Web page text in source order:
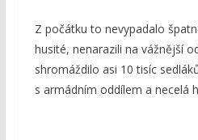
Z počátku to nevypadalo
husité, nenarazili na vážnější
shromáždilo asi 10 tisíc
s armádním oddílem a necelá